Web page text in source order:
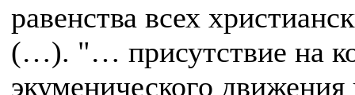
равенства всех
(…). "… присутствие на
экуменического